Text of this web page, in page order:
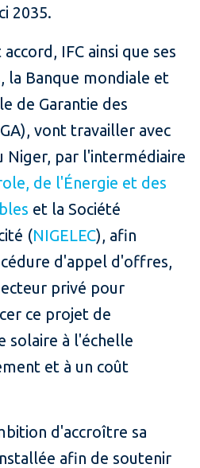
2035.
IFC ainsi que ses
la Banque mondiale et
de Garantie des
vont travailler avec
Niger, par l'intermédiaire
de l'Énergie et des
et la Société
(NIGELEC), afin
d'appel d'offres,
privé pour
ce projet de
solaire à l'échelle
et à un coût
d'accroître sa
afin de soutenir